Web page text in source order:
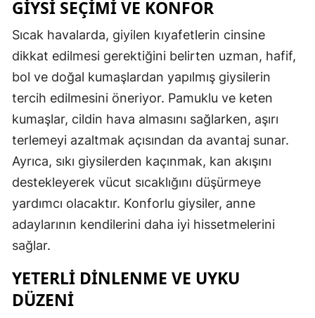
GIYSI SEÇIMI VE KONFOR
Sıcak havalarda, giyilen kıyafetlerin cinsine
dikkat edilmesi gerektiğini belirten uzman, hafif,
bol ve doğal kumaşlardan yapılmış giysilerin
tercih edilmesini öneriyor. Pamuklu ve keten
kumaşlar, cildin hava almasını sağlarken, aşırı
terlemeyi azaltmak açısından da avantaj sunar.
Ayrıca, sıkı giysilerden kaçınmak, kan akışını
destekleyerek vücut sıcaklığını düşürmeye
yardımcı olacaktır. Konforlu giysiler, anne
adaylarının kendilerini daha iyi hissetmelerini
sağlar.
YETERLI DINLENME VE UYKU
DÜZENI